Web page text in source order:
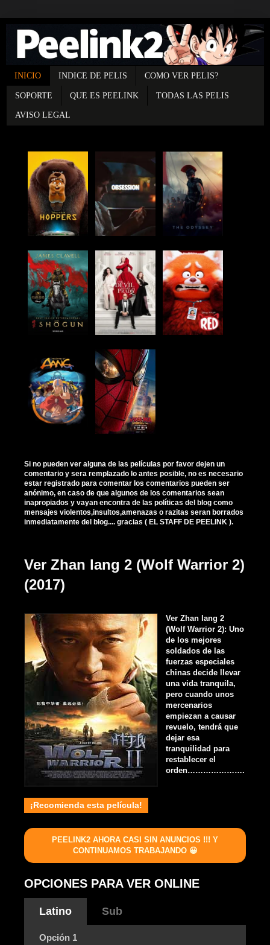
INICIO INDICE DE PELIS COMO VER PELIS?
SOPORTE QUE ES PEELINK TODAS LAS PELIS
AVISO LEGAL
Si no pueden ver alguna de las películas por favor dejen un
comentario y sera remplazado lo antes posible, no es necesario
estar registrado para comentar los comentarios pueden ser
anónimo, en caso de que algunos de los comentarios sean
inapropiados y vayan encontra de las políticas del blog como
mensajes violentos,insultos,amenazas o razitas seran borrados
inmediatamente del blog.... gracias ( EL STAFF DE PEELINK ).
Ver Zhan lang 2 (Wolf Warrior 2)
(2017)
Ver Zhan lang 2
(Wolf Warrior 2): Uno
de los mejores
soldados de las
fuerzas especiales
chinas decide llevar
una vida tranquila,
pero cuando unos
mercenarios
empiezan a causar
revuelo, tendrá que
dejar esa
tranquilidad para
restablecer el
orden………………….
¡Recomienda esta película!
PEELINK2 AHORA CASI SIN ANUNCIOS !!! Y
CONTINUAMOS TRABAJANDO 😀
OPCIONES PARA VER ONLINE
Latino Sub
Opción 1